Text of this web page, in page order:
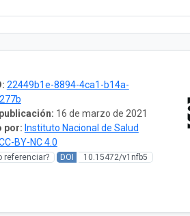
22449b1e-8894-4ca1-b14a-
16 de marzo de 2021
por: Instituto Nacional de Salud
BY-NC 4.0
referenciar? DOI 10.15472/v1nfb5